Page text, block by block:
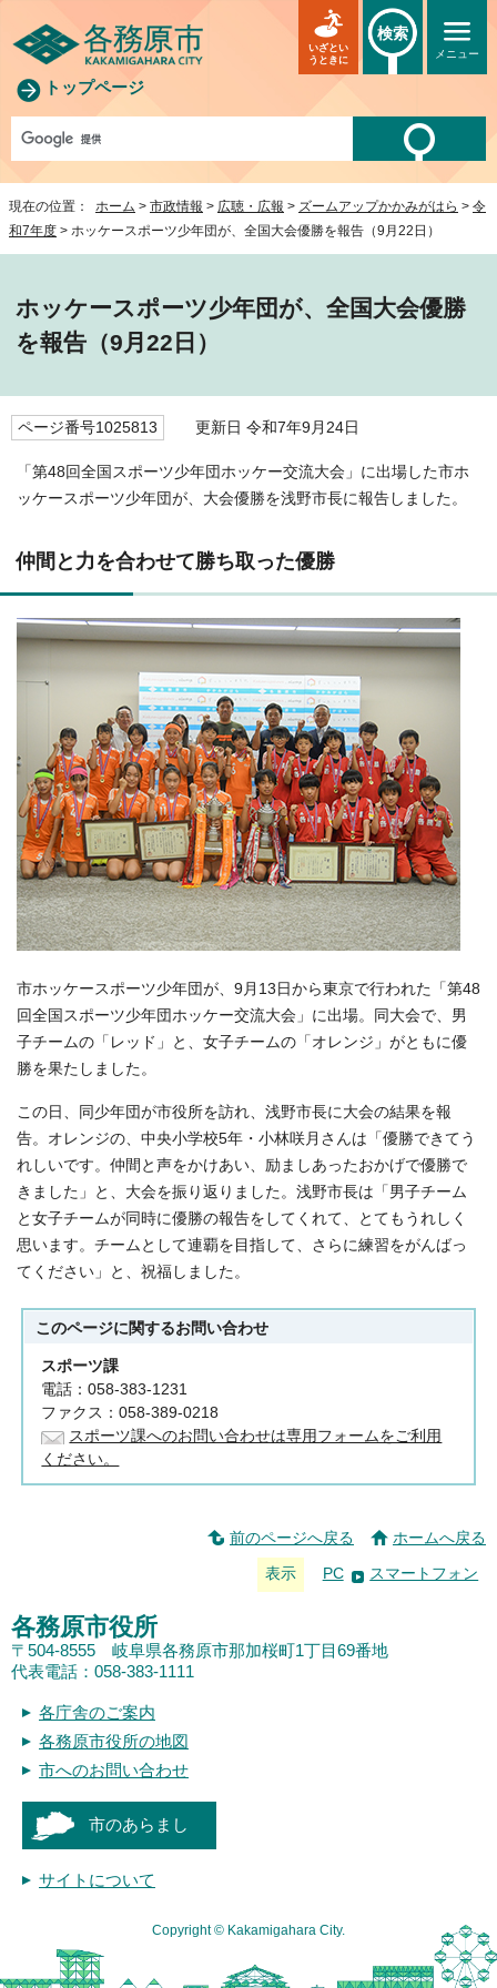
トップページ
メニュー
いざとい
うときに
検索
現在の位置： ホーム > 市政情報 > 広聴・広報 > ズームアップかかみがはら > 令
和7年度 > ホッケースポーツ少年団が、全国大会優勝を報告（9月22日）
ホッケースポーツ少年団が、全国大会優勝
を報告（9月22日）
ページ番号1025813 更新日 令和7年9月24日
「第48回全国スポーツ少年団ホッケー交流大会」に出場した市ホ
ッケースポーツ少年団が、大会優勝を浅野市長に報告しました。
仲間と力を合わせて勝ち取った優勝
市ホッケースポーツ少年団が、9月13日から東京で行われた「第48
回全国スポーツ少年団ホッケー交流大会」に出場。同大会で、男
子チームの「レッド」と、女子チームの「オレンジ」がともに優
勝を果たしました。
この日、同少年団が市役所を訪れ、浅野市長に大会の結果を報
告。オレンジの、中央小学校5年・小林咲月さんは「優勝できてう
れしいです。仲間と声をかけあい、励ましあったおかげで優勝で
きました」と、大会を振り返りました。浅野市長は「男子チーム
と女子チームが同時に優勝の報告をしてくれて、とてもうれしく
思います。チームとして連覇を目指して、さらに練習をがんばっ
てください」と、祝福しました。
このページに関するお問い合わせ
スポーツ課
電話：058-383-1231
ファクス：058-389-0218
スポーツ課へのお問い合わせは専用フォームをご利用
ください。
前のページへ戻る ホームへ戻る
表示 PC スマートフォン
各務原市役所
〒504-8555 岐阜県各務原市那加桜町1丁目69番地
代表電話：058-383-1111
各庁舎のご案内
各務原市役所の地図
市へのお問い合わせ
市のあらまし
サイトについて
Copyright © Kakamigahara City.